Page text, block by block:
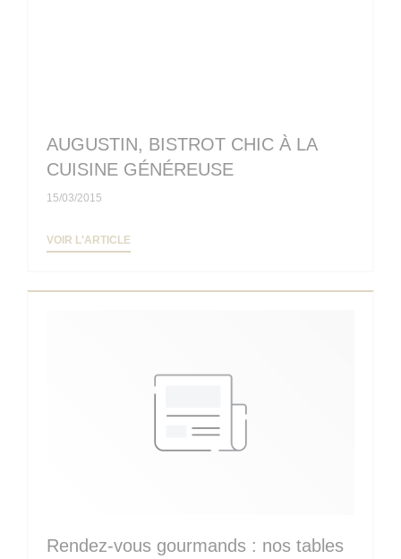
AUGUSTIN, BISTROT CHIC À LA
CUISINE GÉNÉREUSE
15/03/2015
VOIR L'ARTICLE
Rendez-vous gourmands : nos tables